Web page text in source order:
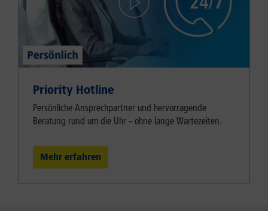
Priority Hotline
Persönliche Ansprechpartner und hervorragende
Beratung rund um die Uhr – ohne lange Wartezeiten.
Mehr erfahren